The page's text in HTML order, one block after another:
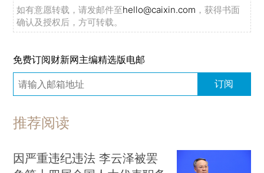
如有意愿转载，请发邮件至hello@caixin.com ，获得书面
确认及授权后，方可转载。
免费订阅财新网主编精选版电邮
订阅
推荐阅读
因严重违纪违法 李云泽被罢